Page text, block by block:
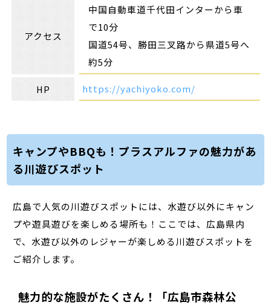
アクセス
中国自動車道千代田インターから車
で10分
国道54号、勝田三叉路から県道5号へ
約5分
HP https://yachiyoko.com/
キャンプやBBQも！プラスアルファの魅力があ
る川遊びスポット
広島で人気の川遊びスポットには、水遊び以外にキャン
プや遊具遊びを楽しめる場所も！ここでは、広島県内
で、水遊び以外のレジャーが楽しめる川遊びスポットを
ご紹介します。
魅力的な施設がたくさん！「広島市森林公